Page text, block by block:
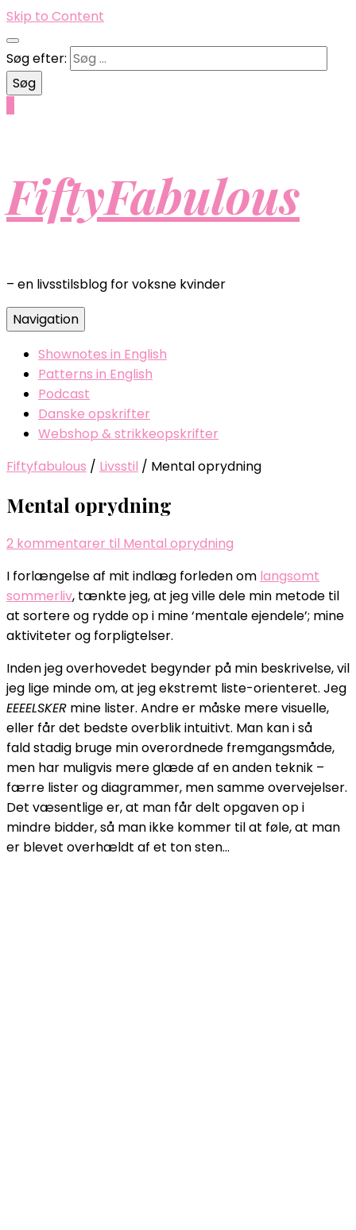
Skip to Content
Søg efter:
FiftyFabulous
– en livsstilsblog for voksne kvinder
Navigation
Shownotes in English
Patterns in English
Podcast
Danske opskrifter
Webshop & strikkeopskrifter
Fiftyfabulous / Livsstil / Mental oprydning
Mental oprydning
2 kommentarer til Mental oprydning
I forlængelse af mit indlæg forleden om langsomt
sommerliv, tænkte jeg, at jeg ville dele min metode til
at sortere og rydde op i mine ‘mentale ejendele’; mine
aktiviteter og forpligtelser.
Inden jeg overhovedet begynder på min beskrivelse, vil
jeg lige minde om, at jeg ekstremt liste-orienteret. Jeg
EEEELSKER mine lister. Andre er måske mere visuelle,
eller får det bedste overblik intuitivt. Man kan i så
fald stadig bruge min overordnede fremgangsmåde,
men har muligvis mere glæde af en anden teknik –
færre lister og diagrammer, men samme overvejelser.
Det væsentlige er, at man får delt opgaven op i
mindre bidder, så man ikke kommer til at føle, at man
er blevet overhældt af et ton sten…